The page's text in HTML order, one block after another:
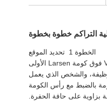
الخطوة 1 ‬ تحديد الموقع
يضع ذراع الحفرة سائق VIBRA فوق كومة Larsen الأولى
والشخص الذي يعمل
بالضبط مع رأس الكومة
بزاوية على حافة الحفرة.